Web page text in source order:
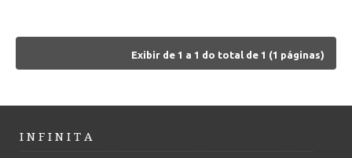
Exibir de 1 a 1 do total de 1 (1 páginas)
I N F I N I T A